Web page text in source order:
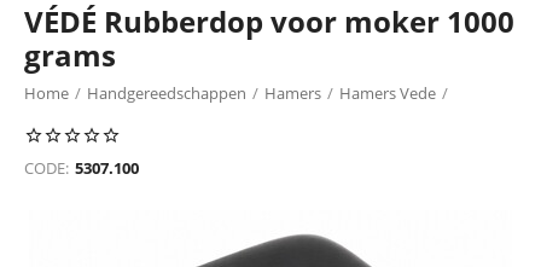
VÉDÉ Rubberdop voor moker 1000
grams
Home / Handgereedschappen / Hamers / Hamers Vede /
CODE: 5307.100